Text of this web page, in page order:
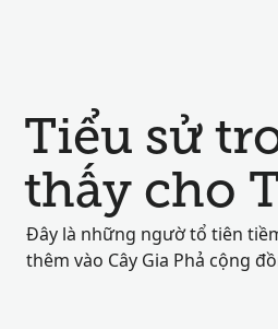
Tiểu sử
thấy cho
Đây là những ngườ tổ tiên
thêm vào Cây Gia Phả cộng